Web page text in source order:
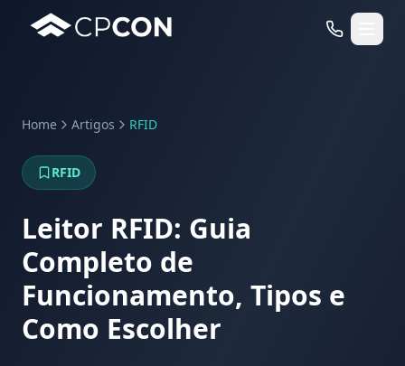
Serviços
Casos de Uso RFID
Home Artigos RFID
RFID
Leitor RFID: Guia
Completo de
Funcionamento, Tipos e
Como Escolher